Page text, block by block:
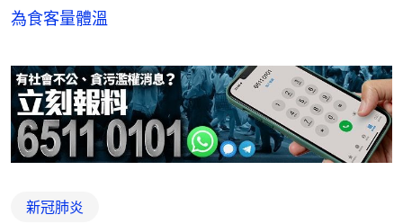
為食客量體溫
新冠肺炎